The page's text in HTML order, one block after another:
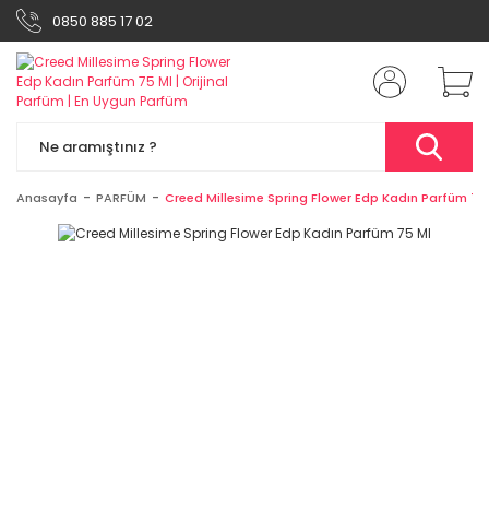
0850 885 17 02
Anasayfa PARFÜM Creed Millesime Spring Flower Edp Kadın Parfüm 75